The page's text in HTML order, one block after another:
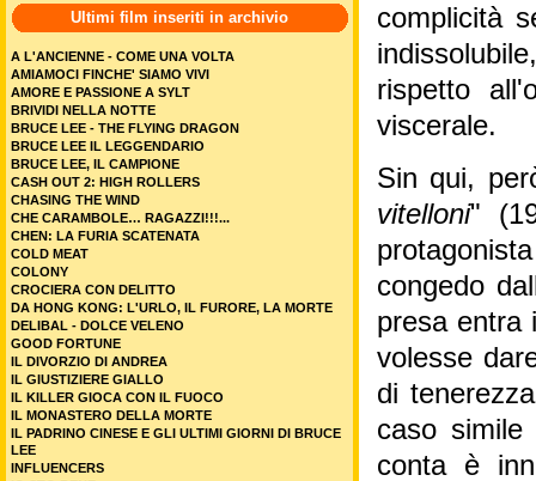
complicità
rispetto
viscerale.
Sin qui,
vitelloni"
congedo
presa entra
volesse
di
caso
conta è
Ultimi film inseriti in archivio
A L'ANCIENNE - COME UNA VOLTA
AMIAMOCI FINCHE' SIAMO VIVI
AMORE E PASSIONE A SYLT
BRIVIDI NELLA NOTTE
BRUCE LEE - THE FLYING DRAGON
BRUCE LEE IL LEGGENDARIO
BRUCE LEE, IL CAMPIONE
CASH OUT 2: HIGH ROLLERS
CHASING THE WIND
CHE CARAMBOLE… RAGAZZI!!!...
CHEN: LA FURIA SCATENATA
COLD MEAT
COLONY
CROCIERA CON DELITTO
DA HONG KONG: L'URLO, IL FURORE, LA MORTE
DELIBAL - DOLCE VELENO
GOOD FORTUNE
IL DIVORZIO DI ANDREA
IL GIUSTIZIERE GIALLO
IL KILLER GIOCA CON IL FUOCO
IL MONASTERO DELLA MORTE
IL PADRINO CINESE E GLI ULTIMI GIORNI DI BRUCE
LEE
INFLUENCERS